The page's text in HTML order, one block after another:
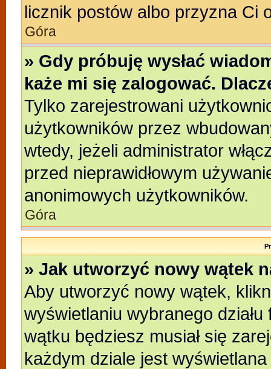
licznik postów albo przyzna Ci
Góra
» Gdy próbuję wysłać
każe mi się zalogować.
Tylko zarejestrowani
użytkowników przez
wtedy, jeżeli administrator
przed nieprawidłowym
anonimowych użytkowników.
Góra
» Jak utworzyć nowy wątek
Aby utworzyć nowy wątek,
wyświetlaniu wybranego
wątku będziesz musiał się
każdym dziale jest